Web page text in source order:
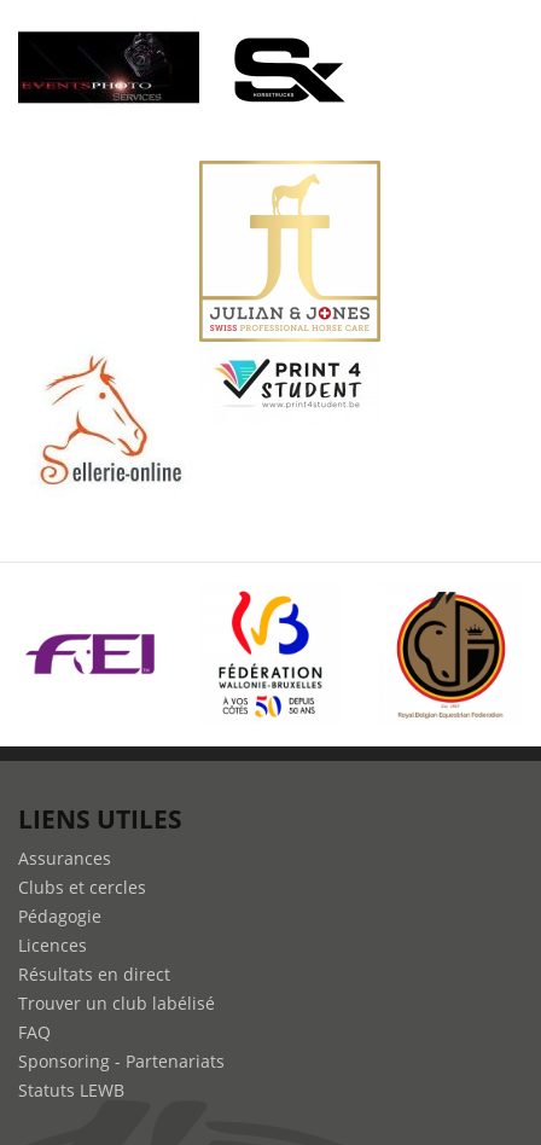
LIENS UTILES
Assurances
Clubs et cercles
Pédagogie
Licences
Résultats en direct
Trouver un club labélisé
FAQ
Sponsoring - Partenariats
Statuts LEWB